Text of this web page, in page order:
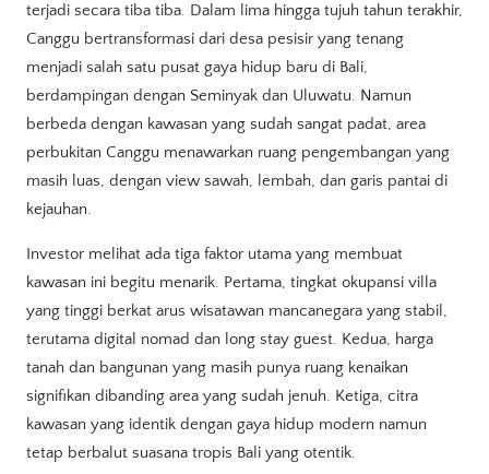
terjadi secara tiba tiba. Dalam lima hingga tujuh tahun terakhir,
Canggu bertransformasi dari desa pesisir yang tenang
menjadi salah satu pusat gaya hidup baru di Bali,
berdampingan dengan Seminyak dan Uluwatu. Namun
berbeda dengan kawasan yang sudah sangat padat, area
perbukitan Canggu menawarkan ruang pengembangan yang
masih luas, dengan view sawah, lembah, dan garis pantai di
kejauhan.
Investor melihat ada tiga faktor utama yang membuat
kawasan ini begitu menarik. Pertama, tingkat okupansi villa
yang tinggi berkat arus wisatawan mancanegara yang stabil,
terutama digital nomad dan long stay guest. Kedua, harga
tanah dan bangunan yang masih punya ruang kenaikan
signifikan dibanding area yang sudah jenuh. Ketiga, citra
kawasan yang identik dengan gaya hidup modern namun
tetap berbalut suasana tropis Bali yang otentik.